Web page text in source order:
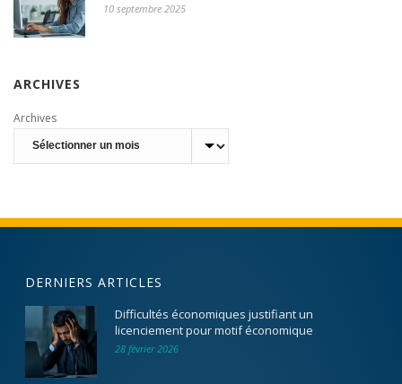
10 septembre 2025
ARCHIVES
Archives
DERNIERS ARTICLES
Difficultés économiques justifiant un
licenciement pour motif économique
28 février 2026